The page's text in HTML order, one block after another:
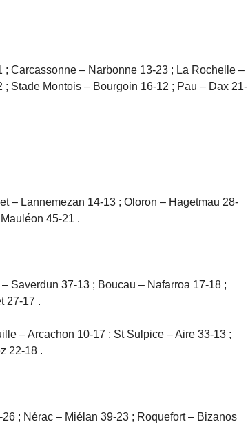
Carcassonne – Narbonne 13-23 ; La Rochelle –
Stade Montois – Bourgoin 16-12 ; Pau – Dax 21-
– Lannemezan 14-13 ; Oloron – Hagetmau 28-
45-21 .
Saverdun 37-13 ; Boucau – Nafarroa 17-18 ;
27-17 .
– Arcachon 10-17 ; St Sulpice – Aire 33-13 ;
22-18 .
; Nérac – Miélan 39-23 ; Roquefort – Bizanos